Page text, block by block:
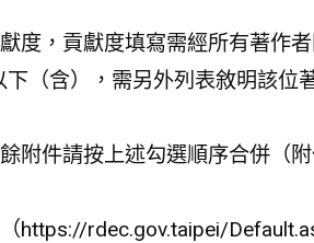
度，貢獻度填寫需經所有著作者
（含），需另外列表敘明該位
附件請按上述勾選順序合併（
https://rdec.gov.taipei/